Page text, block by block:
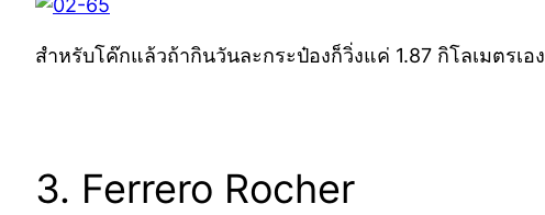
สำหรับโค๊กแล้วถ้ากินวันละกระป๋องก็วิ่งแค่ 1.87 กิโลเมตรเอง
3. Ferrero Rocher